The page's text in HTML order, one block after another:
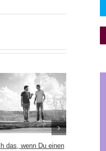
das, wenn Du einen